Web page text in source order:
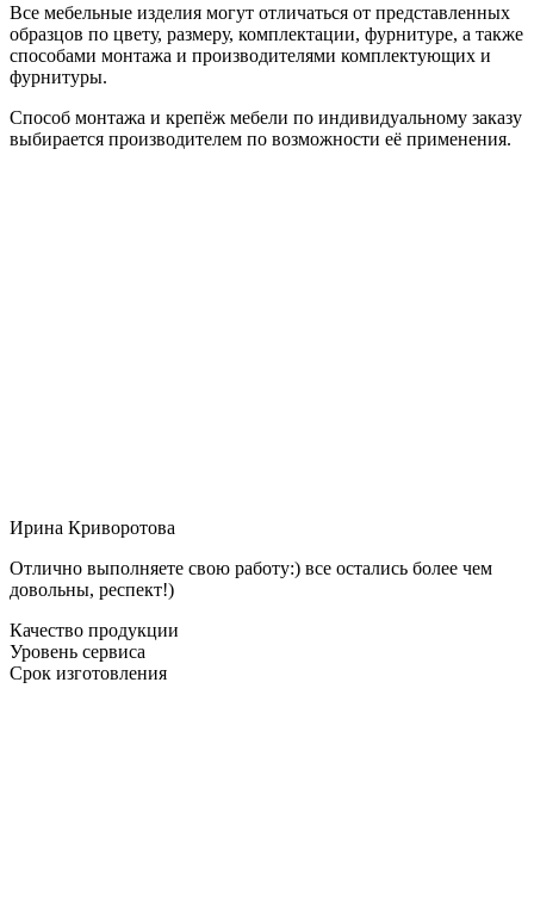
Все мебельные изделия могут отличаться от представленных
образцов по цвету, размеру, комплектации, фурнитуре, а также
способами монтажа и производителями комплектующих и
фурнитуры.
Способ монтажа и крепёж мебели по индивидуальному заказу
выбирается производителем по возможности её применения.
Ирина Криворотова
Отлично выполняете свою работу:) все остались более чем
довольны, респект!)
Качество продукции
Уровень сервиса
Срок изготовления